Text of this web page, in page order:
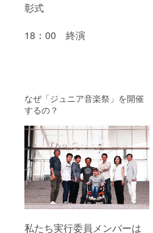
彰式
18：00 終演
なぜ「ジュニア音楽祭」を開催
するの？
私たち実行委員メンバーは